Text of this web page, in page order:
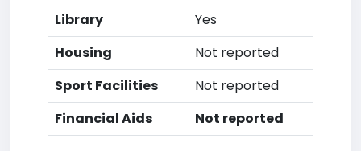
Library
Yes
Housing
Not reported
Sport Facilities
Not reported
Financial Aids
Not reported